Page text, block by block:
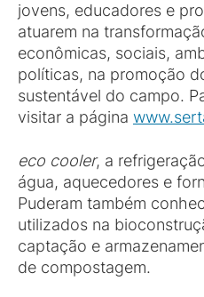
jovens, educadores e
atuarem na
econômicas, sociais,
políticas, na promoção
sustentável do campo.
visitar a página
eco cooler, a
água, aquecedores e
Puderam também
utilizados na
captação e
de compostagem.